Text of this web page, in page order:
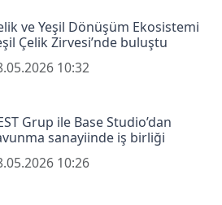
ve Yeşil Dönüşüm Ekosistemi
Çelik Zirvesi’nde buluştu
10:32
Grup ile Base Studio’dan
sanayiinde iş birliği
10:26